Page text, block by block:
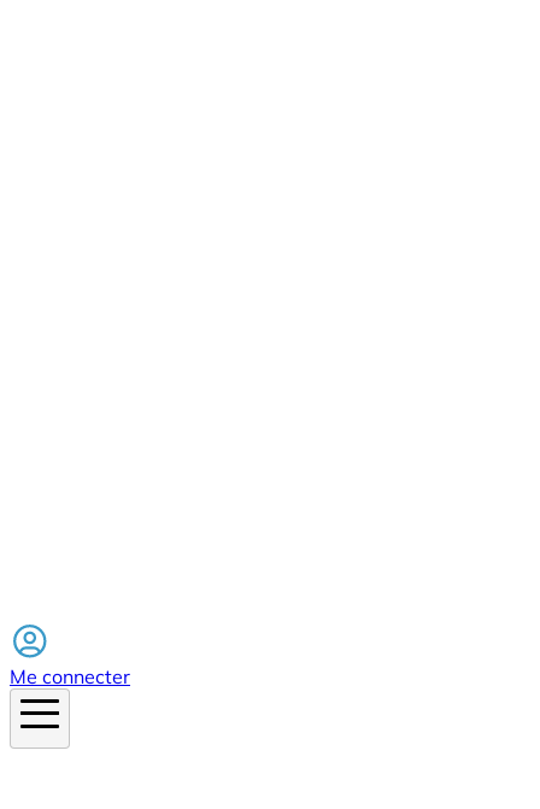
Me connecter